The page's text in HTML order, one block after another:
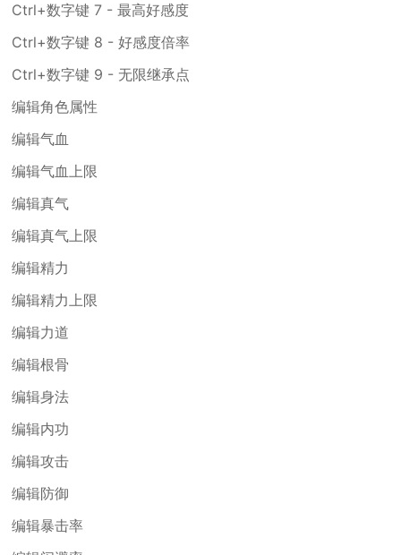
Ctrl+数字键 7 - 最高好感度
Ctrl+数字键 8 - 好感度倍率
Ctrl+数字键 9 - 无限继承点
编辑角色属性
编辑气血
编辑气血上限
编辑真气
编辑真气上限
编辑精力
编辑精力上限
编辑力道
编辑根骨
编辑身法
编辑内功
编辑攻击
编辑防御
编辑暴击率